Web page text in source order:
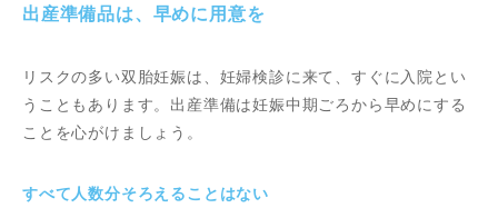
出産準備品は、早めに用意を
リスクの多い双胎妊娠は、妊婦検診に来て、すぐに入院とい
うこともあります。出産準備は妊娠中期ごろから早めにする
ことを心がけましょう。
すべて人数分そろえることはない